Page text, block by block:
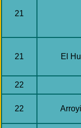
21
21 El
22
22